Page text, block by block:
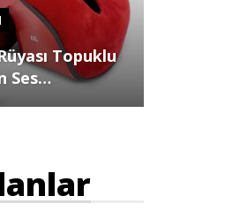
Topuklu
Ses…